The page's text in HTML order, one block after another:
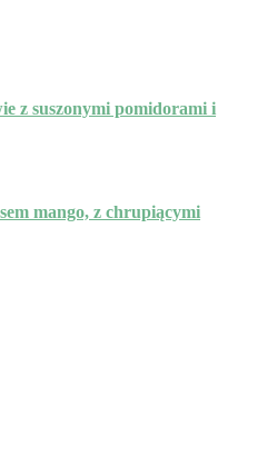
z suszonymi pomidorami i
mango, z chrupiącymi